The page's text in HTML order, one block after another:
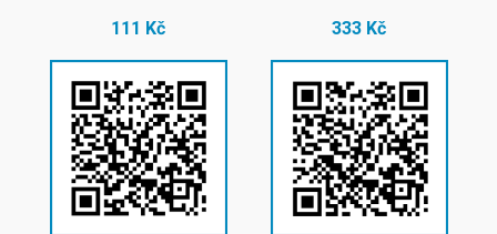
111 Kč 333 Kč